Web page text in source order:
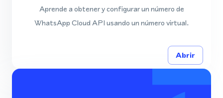
Aprende a obtener y configurar un número de
WhatsApp Cloud API usando un número virtual.
Abrir